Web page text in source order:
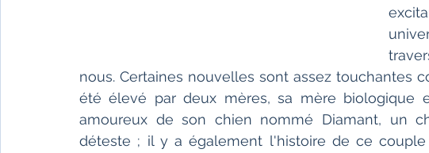
nous. Certaines nouvelles sont assez touchantes
été élevé par deux mères, sa mère
amoureux de son chien nommé Diamant, un
déteste ; il y a également l'histoire de ce